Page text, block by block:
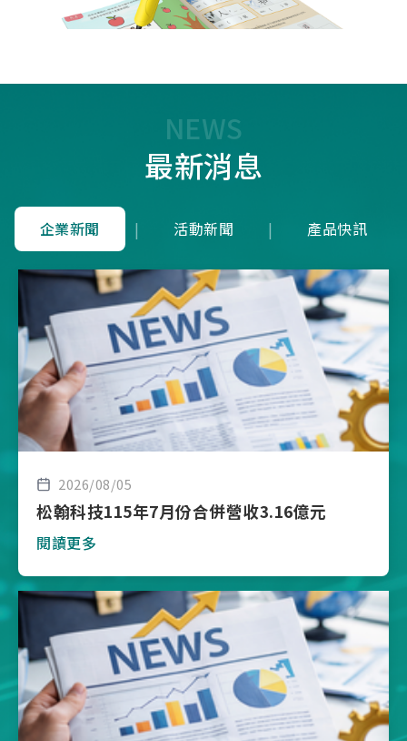
NEWS
最新消息
企業新聞 | 活動新聞 | 產品快訊
2026/08/05
松翰科技115年7月份合併營收3.16億元
閱讀更多